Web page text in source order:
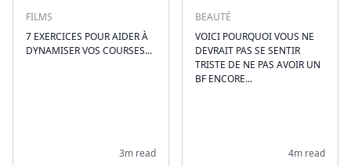
FILMS
7 EXERCICES POUR AIDER À
DYNAMISER VOS COURSES...
3m read
BEAUTÉ
VOICI POURQUOI VOUS NE
DEVRAIT PAS SE SENTIR
TRISTE DE NE PAS AVOIR UN
BF ENCORE...
4m read